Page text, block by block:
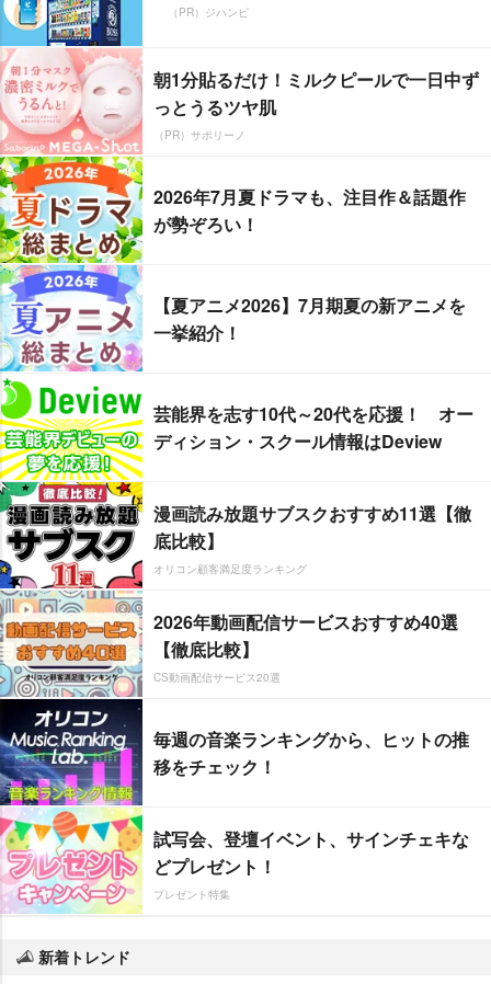
（PR）ジハンピ
朝1分貼るだけ！ミルクピールで一日中ず
っとうるツヤ肌
（PR）サボリーノ
2026年7月夏ドラマも、注目作＆話題作
が勢ぞろい！
【夏アニメ2026】7月期夏の新アニメを
一挙紹介！
芸能界を志す10代～20代を応援！ オー
ディション・スクール情報はDeview
漫画読み放題サブスクおすすめ11選【徹
底比較】
オリコン顧客満足度ランキング
2026年動画配信サービスおすすめ40選
【徹底比較】
CS動画配信サービス20選
毎週の音楽ランキングから、ヒットの推
移をチェック！
試写会、登壇イベント、サインチェキな
どプレゼント！
プレゼント特集
新着トレンド